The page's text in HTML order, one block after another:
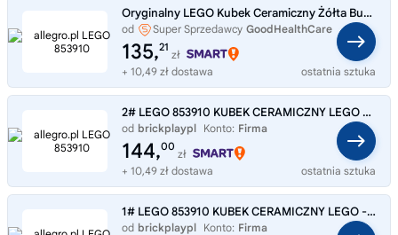
Oryginalny LEGO Kubek Ceramiczny Żółta Buźka Limitowany NOWY
od Super Sprzedawcy GoodHealthCare
135,21
zł
+ 10,49 zł dostawa
ostatnia sztuka
2# LEGO 853910 KUBEK CERAMICZNY LEGO - GŁOWA
od brickplaypl Konto: Firma
144,00
zł
+ 10,49 zł dostawa
ostatnia sztuka
1# LEGO 853910 KUBEK CERAMICZNY LEGO - GŁOWA
od brickplaypl Konto: Firma